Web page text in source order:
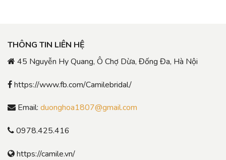
THÔNG TIN LIÊN HỆ
45 Nguyễn Hy Quang, Ô Chợ Dừa, Đống Đa, Hà Nội
https://www.fb.com/Camilebridal/
Email: duonghoa1807@gmail.com
0978.425.416
https://camile.vn/